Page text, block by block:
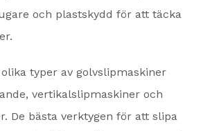
och plastskydd för att täcka
typer av golvslipmaskiner
vertikalslipmaskiner och
De bästa verktygen för att slipa